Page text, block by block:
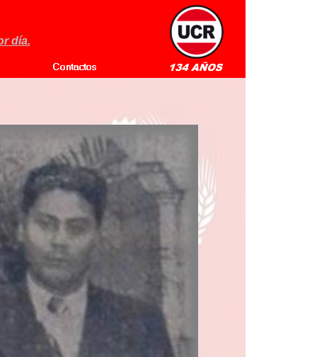
día.